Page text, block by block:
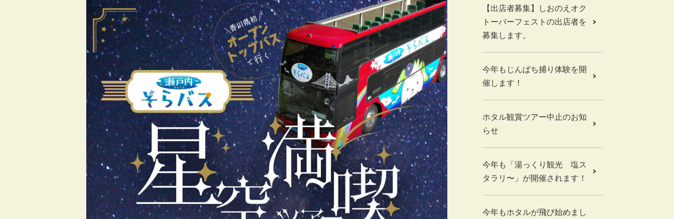
【出店者募集】しおのえオク
トーバーフェストの出店者を
募集します。
今年もじんぱち捕り体験を開
催します！
ホタル観賞ツアー中止のお知
らせ
今年も「湯っくり観光 塩ス
タラリ〜」が開催されます！
今年もホタルが飛び始めまし